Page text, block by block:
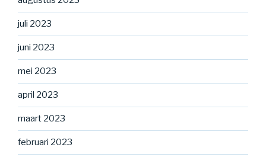
juli 2023
juni 2023
mei 2023
april 2023
maart 2023
februari 2023